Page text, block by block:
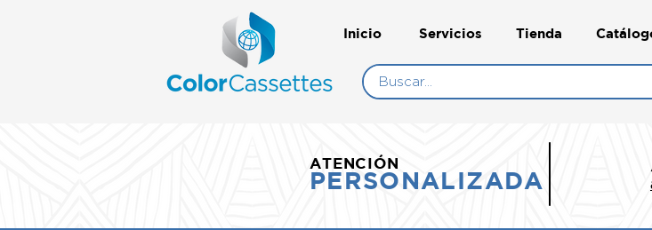
Inicio Servicios Tienda
ATENCIÓN
PERSONALIZADA